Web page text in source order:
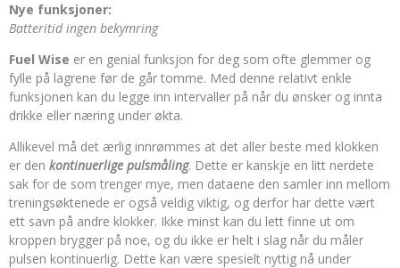
Nye funksjoner:
Batteritid ingen bekymring
Fuel Wise er en genial funksjon for deg som ofte glemmer og
fylle på lagrene før de går tomme. Med denne relativt enkle
funksjonen kan du legge inn intervaller på når du ønsker og innta
drikke eller næring under økta.
Allikevel må det ærlig innrømmes at det aller beste med klokken
er den kontinuerlige pulsmåling. Dette er kanskje en litt nerdete
sak for de som trenger mye, men dataene den samler inn mellom
treningsøktenede er også veldig viktig, og derfor har dette vært
ett savn på andre klokker. Ikke minst kan du lett finne ut om
kroppen brygger på noe, og du ikke er helt i slag når du måler
pulsen kontinuerlig. Dette kan være spesielt nyttig nå under